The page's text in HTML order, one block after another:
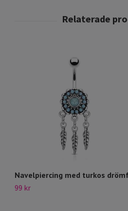
Navelpiercing med turkos
99 kr